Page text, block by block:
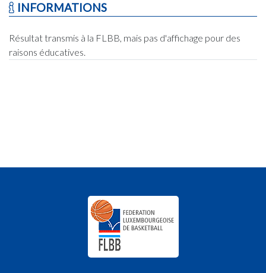
INFORMATIONS
Résultat transmis à la FLBB, mais pas d'affichage pour des
raisons éducatives.